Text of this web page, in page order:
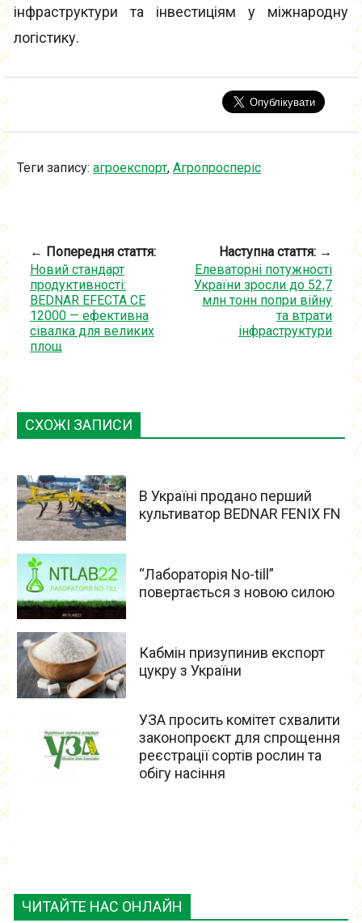
ЧИТАЙТЕ НАС ОНЛАЙН
інфраструктури та інвестиціям у міжнародну
логістику.
Теги запису: агроекспорт, Агропросперіс
← Попередня стаття:
Новий стандарт
продуктивності:
BEDNAR EFECTA CE
12000 — ефективна
сівалка для великих
площ
Наступна стаття: →
Елеваторні потужності
України зросли до 52,7
млн тонн попри війну
та втрати
інфраструктури
СХОЖІ ЗАПИСИ
В Україні продано перший
культиватор BEDNAR FENIX FN
“Лабораторія No-till”
повертається з новою силою
Кабмін призупинив експорт
цукру з України
УЗА просить комітет cхвалити
законопроєкт для спрощення
реєстрації сортів рослин та
обігу насіння